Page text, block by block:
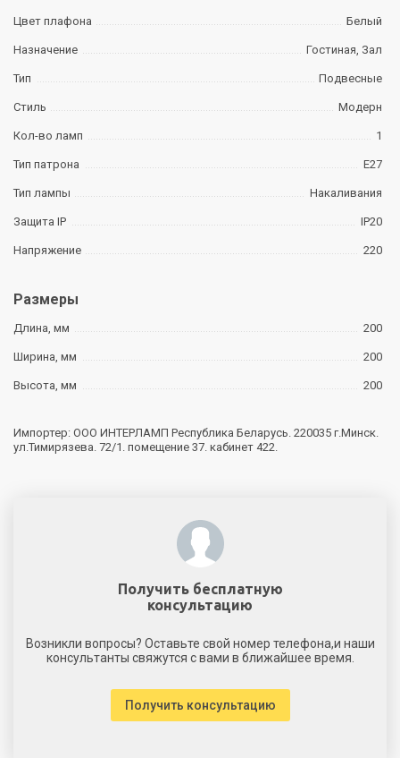
Цвет плафона Белый
Назначение Гостиная, Зал
Тип Подвесные
Стиль Модерн
Кол-во ламп 1
Тип патрона E27
Тип лампы Накаливания
Защита IP IP20
Напряжение 220
Размеры
Длина, мм 200
Ширина, мм 200
Высота, мм 200
Импортер: ООО ИНТЕРЛАМП Республика Беларусь. 220035 г.Минск.
ул.Тимирязева. 72/1. помещение 37. кабинет 422.
Получить бесплатную
консультацию
Возникли вопросы? Оставьте свой номер телефона,и наши
консультанты свяжутся с вами в ближайшее время.
Получить консультацию